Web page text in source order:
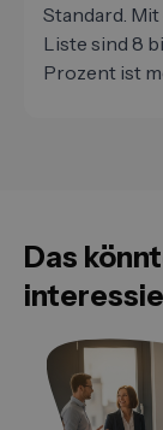
Standard.
Liste sind 8
Prozent ist
Das